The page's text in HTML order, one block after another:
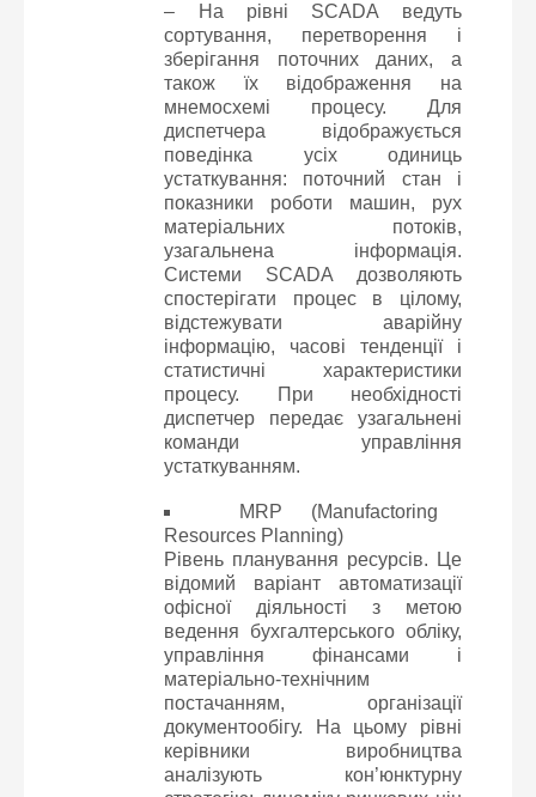
– На рівні SCADA ведуть
сортування, перетворення і
зберігання поточних даних, а
також їх відображення на
мнемосхемі процесу. Для
диспетчера відображується
поведінка усіх одиниць
устаткування: поточний стан і
показники роботи машин, рух
матеріальних потоків,
узагальнена інформація.
Системи SCADA дозволяють
спостерігати процес в цілому,
відстежувати аварійну
інформацію, часові тенденції і
статистичні характеристики
процесу. При необхідності
диспетчер передає узагальнені
команди управління
устаткуванням.
MRP (Manufactoring
Resources Planning)
Рівень планування ресурсів. Це
відомий варіант автоматизації
офісної діяльності з метою
ведення бухгалтерського обліку,
управління фінансами і
матеріально-технічним
постачанням, організації
документообігу. На цьому рівні
керівники виробництва
аналізують кон’юнктурну